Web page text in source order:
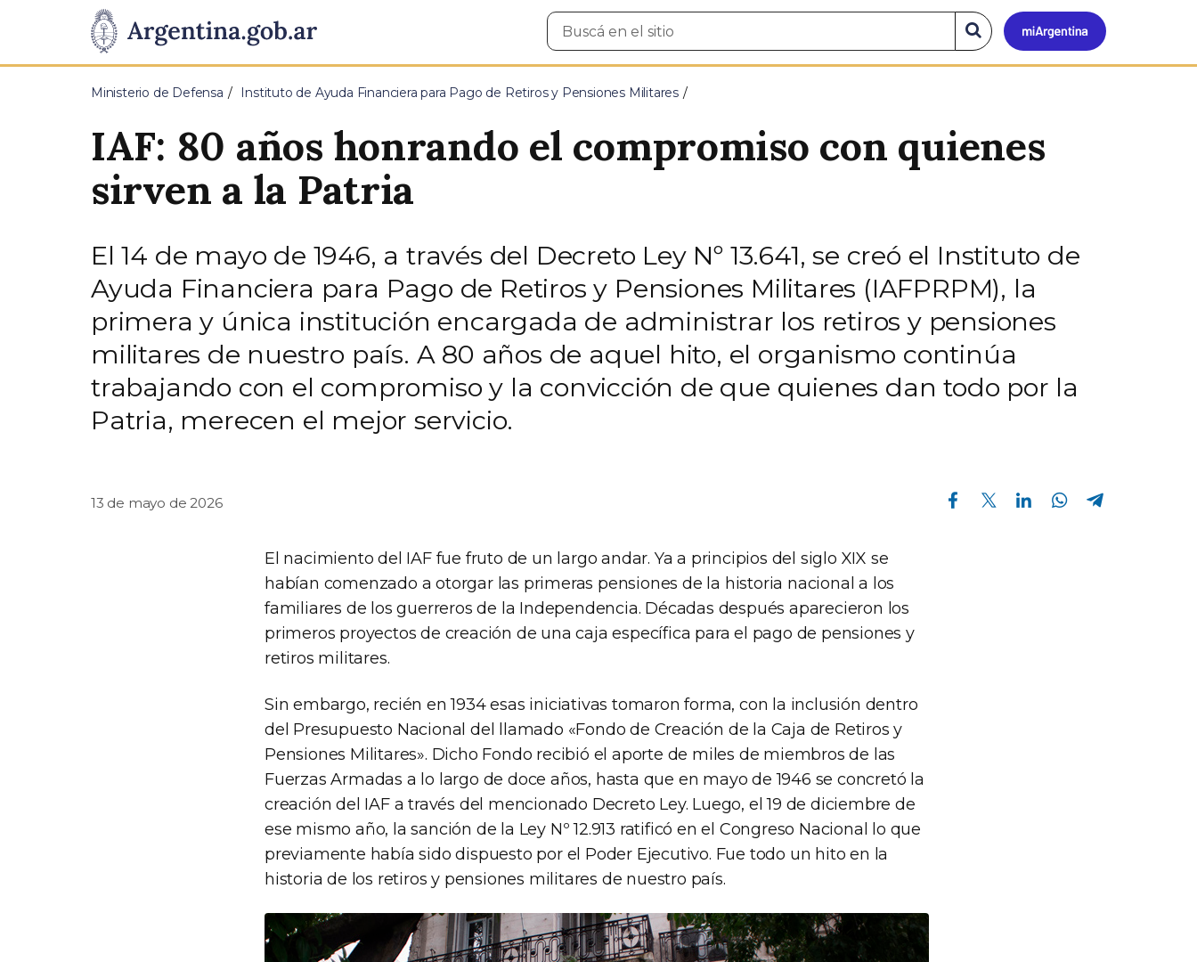
Presidencia
de
Pasar al contenido principal
Mi
Buscar
en
Buscar
en
el
Ministerio de Defensa Instituto de Ayuda Financiera para Pago de Retiros y Pensiones Militares
IAF: 80 años honrando el compromiso con quienes
sirven a la Patria
El 14 de mayo de 1946, a través del Decreto Ley Nº 13.641, se creó el Instituto de
Ayuda Financiera para Pago de Retiros y Pensiones Militares (IAFPRPM), la
primera y única institución encargada de administrar los retiros y pensiones
militares de nuestro país. A 80 años de aquel hito, el organismo continúa
trabajando con el compromiso y la convicción de que quienes dan todo por la
Patria, merecen el mejor servicio.
13 de mayo de 2026
Compartir en Facebook Compartir en Twitter Compartir en Linkedin Compartir en Whatsapp
El nacimiento del IAF fue fruto de un largo andar. Ya a principios del siglo XIX se
habían comenzado a otorgar las primeras pensiones de la historia nacional a los
familiares de los guerreros de la Independencia. Décadas después aparecieron los
primeros proyectos de creación de una caja específica para el pago de pensiones y
retiros militares.
Sin embargo, recién en 1934 esas iniciativas tomaron forma, con la inclusión dentro
del Presupuesto Nacional del llamado «Fondo de Creación de la Caja de Retiros y
Pensiones Militares». Dicho Fondo recibió el aporte de miles de miembros de las
Fuerzas Armadas a lo largo de doce años, hasta que en mayo de 1946 se concretó la
creación del IAF a través del mencionado Decreto Ley. Luego, el 19 de diciembre de
ese mismo año, la sanción de la Ley Nº 12.913 ratificó en el Congreso Nacional lo que
previamente había sido dispuesto por el Poder Ejecutivo. Fue todo un hito en la
historia de los retiros y pensiones militares de nuestro país.